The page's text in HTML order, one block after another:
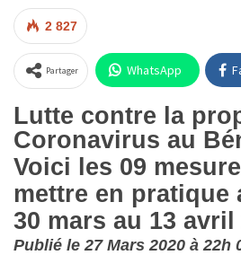
2 827
Partager WhatsApp
Lutte contre la
Coronavirus au
Voici les 09
mettre en pratique
30 mars au 13 avril
Publié le 27 Mars 2020 à 22h